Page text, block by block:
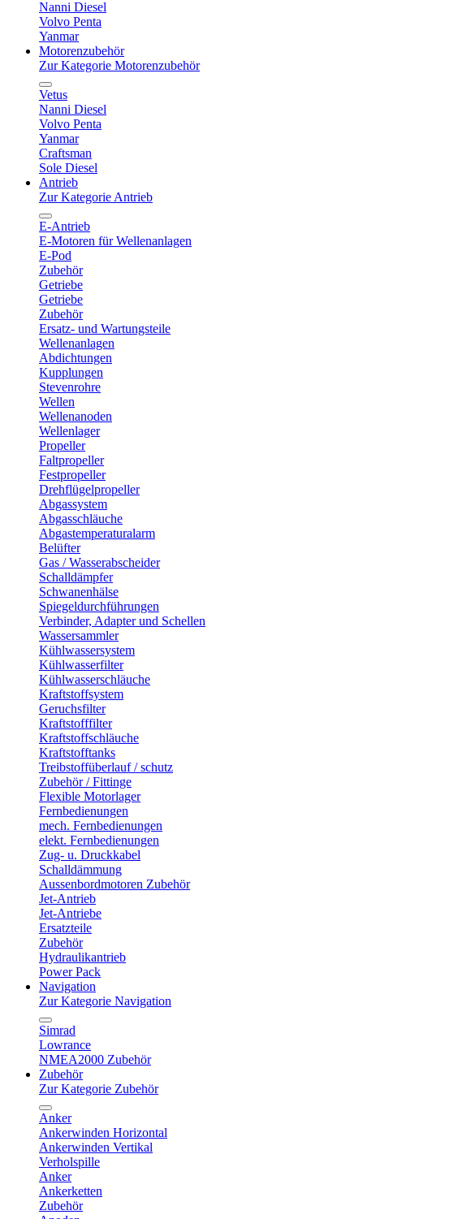
Nanni Diesel
Volvo Penta
Yanmar
Motorenzubehör
Zur Kategorie Motorenzubehör
Vetus
Nanni Diesel
Volvo Penta
Yanmar
Craftsman
Sole Diesel
Antrieb
Zur Kategorie Antrieb
E-Antrieb
E-Motoren für Wellenanlagen
E-Pod
Zubehör
Getriebe
Getriebe
Zubehör
Ersatz- und Wartungsteile
Wellenanlagen
Abdichtungen
Kupplungen
Stevenrohre
Wellen
Wellenanoden
Wellenlager
Propeller
Faltpropeller
Festpropeller
Drehflügelpropeller
Abgassystem
Abgasschläuche
Abgastemperaturalarm
Belüfter
Gas / Wasserabscheider
Schalldämpfer
Schwanenhälse
Spiegeldurchführungen
Verbinder, Adapter und Schellen
Wassersammler
Kühlwassersystem
Kühlwasserfilter
Kühlwasserschläuche
Kraftstoffsystem
Geruchsfilter
Kraftstofffilter
Kraftstoffschläuche
Kraftstofftanks
Treibstoffüberlauf / schutz
Zubehör / Fittinge
Flexible Motorlager
Fernbedienungen
mech. Fernbedienungen
elekt. Fernbedienungen
Zug- u. Druckkabel
Schalldämmung
Aussenbordmotoren Zubehör
Jet-Antrieb
Jet-Antriebe
Ersatzteile
Zubehör
Hydraulikantrieb
Power Pack
Navigation
Zur Kategorie Navigation
Simrad
Lowrance
NMEA2000 Zubehör
Zubehör
Zur Kategorie Zubehör
Anker
Ankerwinden Horizontal
Ankerwinden Vertikal
Verholspille
Anker
Ankerketten
Zubehör